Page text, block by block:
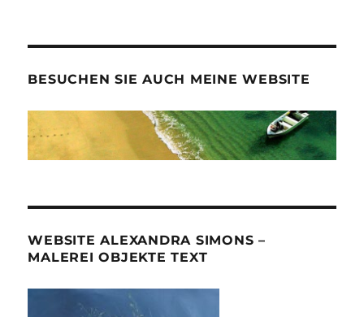
BESUCHEN SIE AUCH MEINE WEBSITE
WEBSITE ALEXANDRA SIMONS –
MALEREI OBJEKTE TEXT